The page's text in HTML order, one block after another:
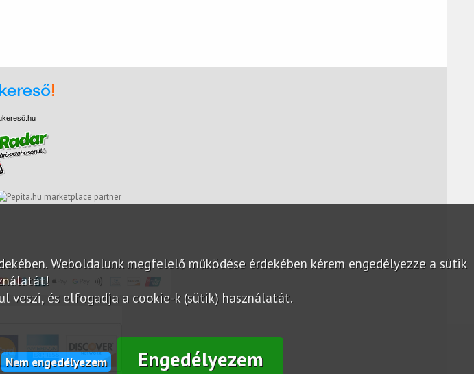
Weboldalunk megfelelő működése érdekében kérem engedélyezze a sütik
veszi, és elfogadja a cookie-k (sütik) használatát.
Nem engedélyezem Engedélyezem
marketplace partner